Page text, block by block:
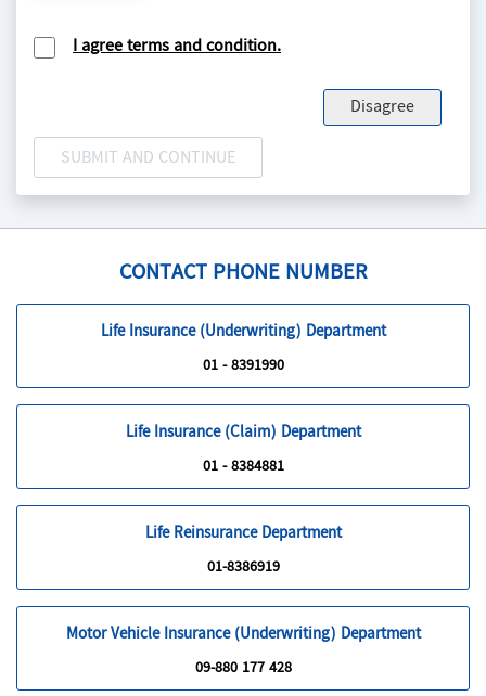
မည်။
Whoever, by deceiving any person, fraudulently or
dishonestly induces the person so deceived to deliver any
property to any person, or to consent that any person shall
retain any property, or intentionally induces the person so
do or omit if he were not so deceived, and which act or
person in body, mind, reputation or property, is said to
“cheat”. Explanation. – A dishonest concealment of facts is a
deception within the meaning of this section.
I agree terms and condition.
Disagree
CONTACT PHONE NUMBER
Life Insurance (Underwriting) Department
01 - 8391990
Life Insurance (Claim) Department
01 - 8384881
Life Reinsurance Department
01-8386919
Motor Vehicle Insurance (Underwriting) Department
09-880 177 428